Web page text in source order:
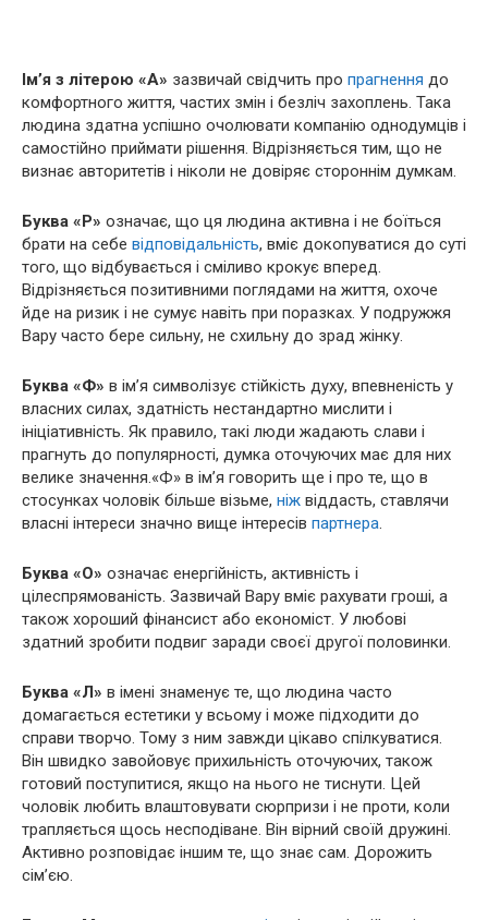
Ім’я з літерою «А» зазвичай свідчить про прагнення до
комфортного життя, частих змін і безліч захоплень. Така
людина здатна успішно очолювати компанію однодумців і
самостійно приймати рішення. Відрізняється тим, що не
визнає авторитетів і ніколи не довіряє стороннім думкам.
Буква « Р» означає, що ця людина активна і не боїться
брати на себе відповідальність, вміє докопуватися до суті
того, що відбувається і сміливо крокує вперед.
Відрізняється позитивними поглядами на життя, охоче
йде на ризик і не сумує навіть при поразках. У подружжя
Вару часто бере сильну, не схильну до зрад жінку.
Буква «Ф» в ім’я символізує стійкість духу, впевненість у
власних силах, здатність нестандартно мислити і
ініціативність. Як правило, такі люди жадають слави і
прагнуть до популярності, думка оточуючих має для них
велике значення.«Ф» в ім’я говорить ще і про те, що в
стосунках чоловік більше візьме, ніж віддасть, ставлячи
власні інтереси значно вище інтересів партнера.
Буква «О» означає енергійність, активність і
цілеспрямованість. Зазвичай Вару вміє рахувати гроші, а
також хороший фінансист або економіст. У любові
здатний зробити подвиг заради своєї другої половинки.
Буква «Л» в імені знаменує те, що людина часто
домагається естетики у всьому і може підходити до
справи творчо. Тому з ним завжди цікаво спілкуватися.
Він швидко завойовує прихильність оточуючих, також
готовий поступитися, якщо на нього не тиснути. Цей
чоловік любить влаштовувати сюрпризи і не проти, коли
трапляється щось несподіване. Він вірний своїй дружині.
Активно розповідає іншим те, що знає сам. Дорожить
сім’єю.